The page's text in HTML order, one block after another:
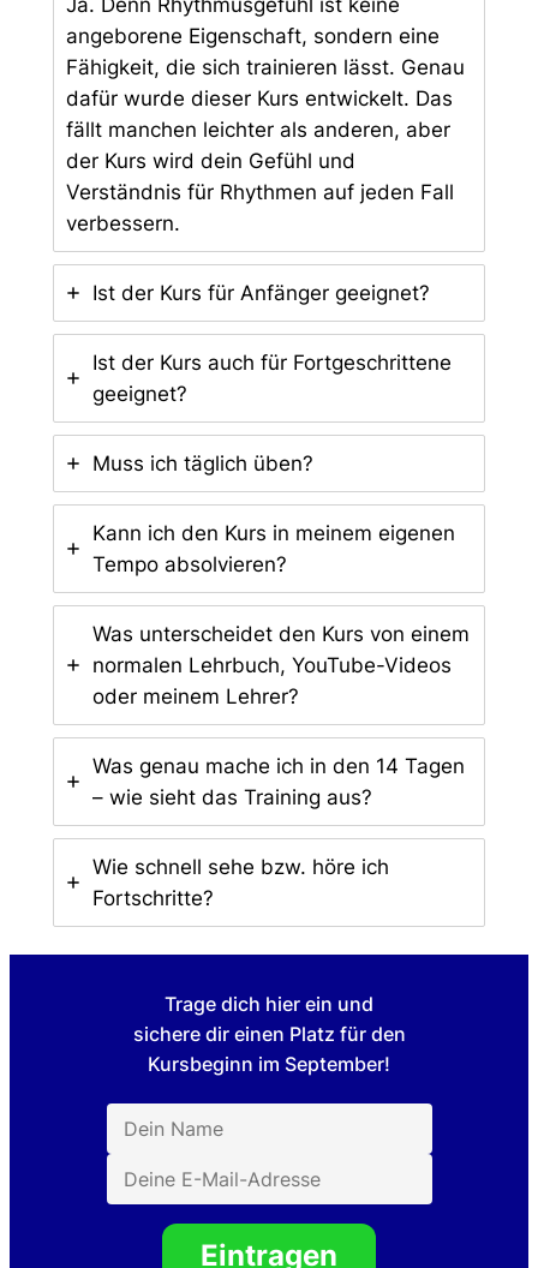
angeborene Eigenschaft, sondern eine
Fähigkeit, die sich trainieren lässt. Genau
dafür wurde dieser Kurs entwickelt. Das
fällt manchen leichter als anderen, aber
der Kurs wird dein Gefühl und
Verständnis für Rhythmen auf jeden Fall
verbessern.
Ist der Kurs für Anfänger geeignet?
Ist der Kurs auch für Fortgeschrittene
geeignet?
Muss ich täglich üben?
Kann ich den Kurs in meinem eigenen
Tempo absolvieren?
Was unterscheidet den Kurs von einem
normalen Lehrbuch, YouTube-Videos
oder meinem Lehrer?
Was genau mache ich in den 14 Tagen
– wie sieht das Training aus?
Wie schnell sehe bzw. höre ich
Fortschritte?
Trage dich hier ein und
sichere dir einen Platz für den
Kursbeginn im September!
Eintragen